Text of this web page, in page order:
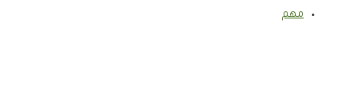
مهم